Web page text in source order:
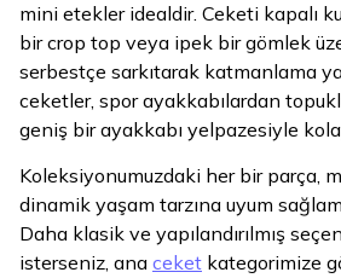
mini etekler idealdir. Ceketi kapalı
bir crop top veya ipek bir gömlek
serbestçe sarkıtarak katmanlama
ceketler, spor ayakkabılardan
geniş bir ayakkabı yelpazesiyle
Koleksiyonumuzdaki her bir parça,
dinamik yaşam tarzına uyum
Daha klasik ve yapılandırılmış
isterseniz, ana ceket kategorimize